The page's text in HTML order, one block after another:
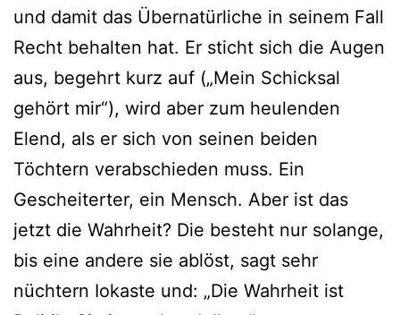
und damit das Übernatürliche in seinem Fall
Recht behalten hat. Er sticht sich die Augen
aus, begehrt kurz auf („Mein Schicksal
gehört mir“), wird aber zum heulenden
Elend, als er sich von seinen beiden
Töchtern verabschieden muss. Ein
Gescheiterter, ein Mensch. Aber ist das
jetzt die Wahrheit? Die besteht nur solange,
bis eine andere sie ablöst, sagt sehr
nüchtern Iokaste und: „Die Wahrheit ist